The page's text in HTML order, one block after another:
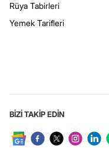
Rüya Tabirleri
Yemek Tarifleri
BİZİ TAKİP EDİN